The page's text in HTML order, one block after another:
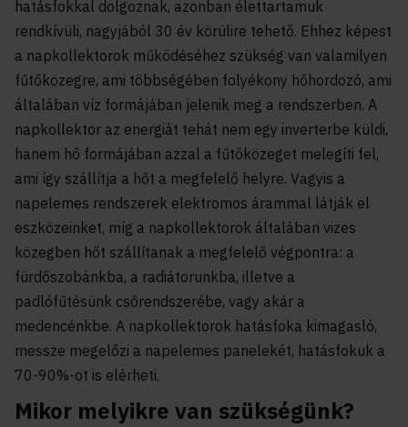
hatásfokkal dolgoznak, azonban élettartamuk
rendkívüli, nagyjából 30 év körülire tehető. Ehhez képest
a napkollektorok működéséhez szükség van valamilyen
fűtőközegre, ami többségében folyékony hőhordozó, ami
általában víz formájában jelenik meg a rendszerben. A
napkollektor az energiát tehát nem egy inverterbe küldi,
hanem hő formájában azzal a fűtőközeget melegíti fel,
ami így szállítja a hőt a megfelelő helyre. Vagyis a
napelemes rendszerek elektromos árammal látják el
eszközeinket, míg a napkollektorok általában vizes
közegben hőt szállítanak a megfelelő végpontra: a
fürdőszobánkba, a radiátorunkba, illetve a
padlófűtésünk csőrendszerébe, vagy akár a
medencénkbe. A napkollektorok hatásfoka kimagasló,
messze megelőzi a napelemes panelekét, hatásfokuk a
70-90%-ot is elérheti.
Mikor melyikre van szükségünk?